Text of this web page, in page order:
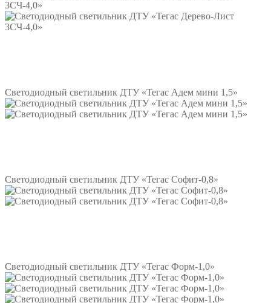
Светодиодный светильник ДТУ «Тегас Адем мини 1,5»
Светодиодный светильник ДТУ «Тегас Софит-0,8»
Светодиодный светильник ДТУ «Тегас Форм-1,0»